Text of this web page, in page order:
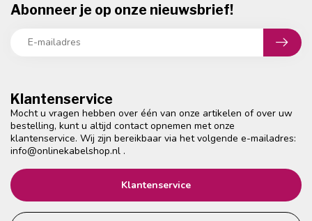
Klantenservice
Mocht u vragen hebben over één van onze artikelen of over uw
bestelling, kunt u altijd contact opnemen met onze
klantenservice. Wij zijn bereikbaar via het volgende e-mailadres:
info@onlinekabelshop.nl .
Klantenservice
Abonneer je op onze nieuwsbrief!